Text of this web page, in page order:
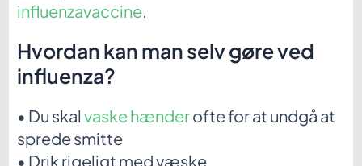
influenzavaccine.
Hvordan kan man selv gøre ved
influenza?
• Du skal vaske hænderofte for at undgå at
sprede smitte
• Drik rigeligt med væske